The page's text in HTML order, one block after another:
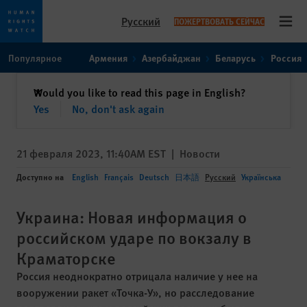
toto
content
Русский ПОЖЕРТВОВАТЬ СЕЙЧАС
Популярное Армения Азербайджан Беларусь Россия
Would you like to read this page in English?
Yes
No, don't ask again
✕закрыть
21 февраля 2023, 11:40AM EST | Новости
Доступно на English Français Deutsch 日本語 Русский Українська
Украина: Новая информация о
российском ударе по вокзалу в
Краматорске
Россия неоднократно отрицала наличие у нее на
вооружении ракет «Точка-У», но расследование